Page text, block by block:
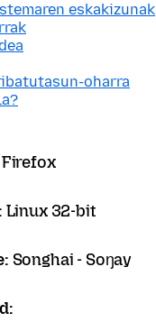
eskakizunak
oharra
Firefox
Linux 32-bit
Songhai - Soŋay